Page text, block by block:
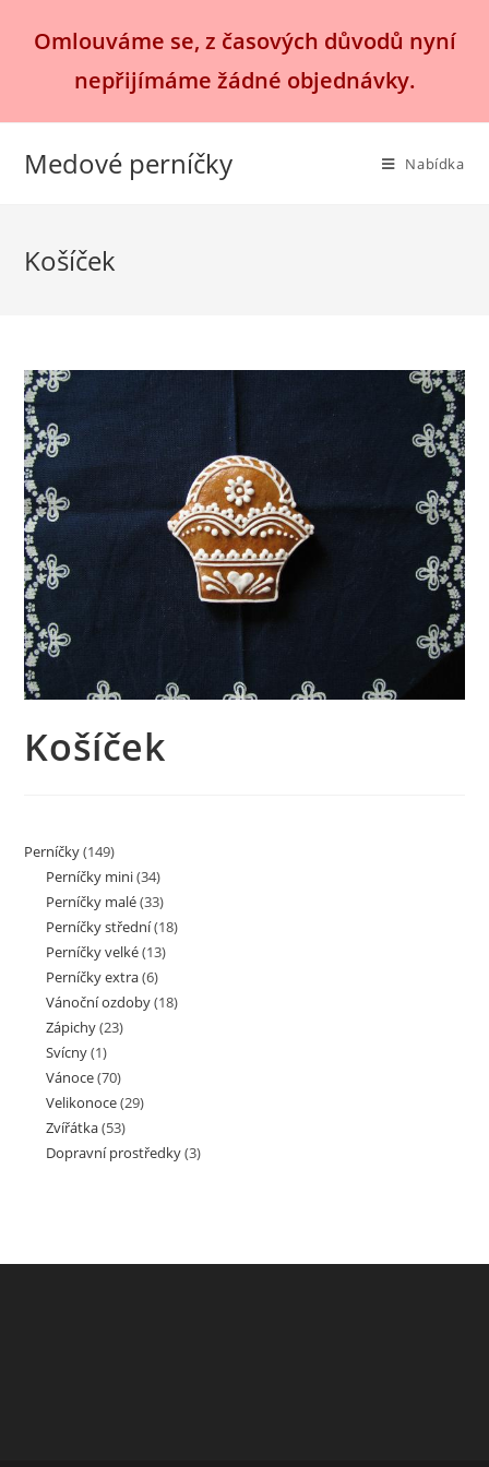
Omlouváme se, z časových důvodů nyní
nepřijímáme žádné objednávky.
Medové perníčky Nabídka
Košíček
Košíček
Perníčky(149)
Perníčky mini(34)
Perníčky malé(33)
Perníčky střední(18)
Perníčky velké(13)
Perníčky extra(6)
Vánoční ozdoby(18)
Zápichy(23)
Svícny(1)
Vánoce(70)
Velikonoce(29)
Zvířátka(53)
Dopravní prostředky(3)